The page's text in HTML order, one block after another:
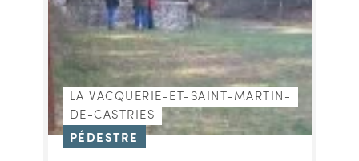
LA VACQUERIE-ET-SAINT-MARTIN-
DE-CASTRIES
PÉDESTRE